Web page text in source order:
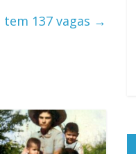
137 vagas →